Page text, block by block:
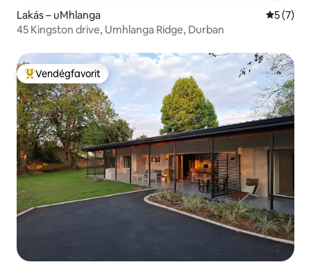
Lakás – uMhlanga Átlagos
5 (7)
45 Kingston drive, Umhlanga Ridge, Durban
Kiemelt vendégfavorit
Vendégfavorit